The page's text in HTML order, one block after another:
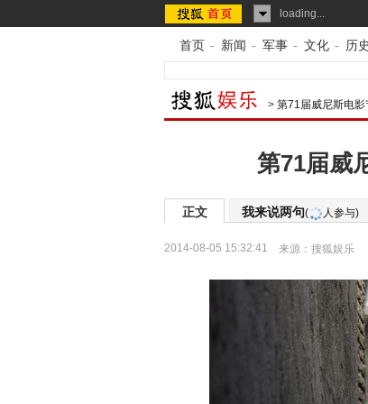
loading...
首页 - 新闻 - 军事 - 文化 - 历史
> 第71届威尼斯电影
第71届威
正文 我来说两句( 人参与)
2014-08-05 15:32:41 来源： 搜狐娱乐